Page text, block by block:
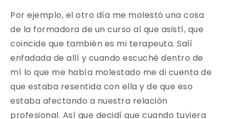
Por ejemplo, el otro día me molestó una cosa
de la formadora de un curso al que asistí, que
coincide que también es mi terapeuta. Salí
enfadada de allí y cuando escuché dentro de
mí lo que me había molestado me di cuenta de
que estaba resentida con ella y de que eso
estaba afectando a nuestra relación
profesional. Así que decidí que cuando tuviera